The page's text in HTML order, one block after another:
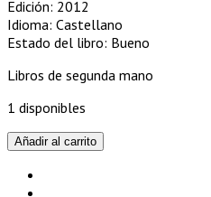
Edición: 2012
Idioma: Castellano
Estado del libro: Bueno
Libros de segunda mano
1 disponibles
¿Vamos
a
Cama?
Añadir al carrito